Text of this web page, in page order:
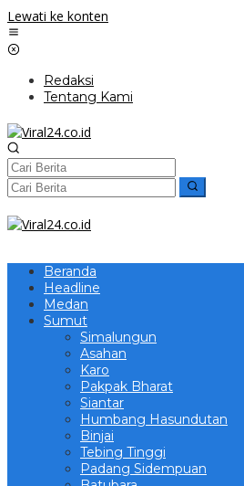
Lewati ke konten
Redaksi
Tentang Kami
Beranda
Headline
Medan
Sumut
Simalungun
Asahan
Karo
Pakpak Bharat
Siantar
Humbang Hasundutan
Binjai
Tebing Tinggi
Padang Sidempuan